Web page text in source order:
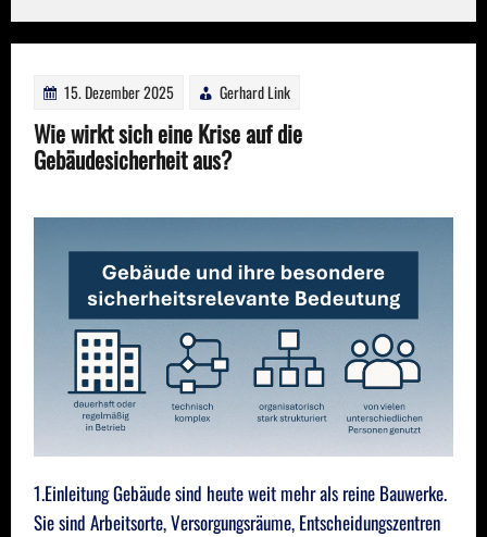
15. Dezember 2025 Gerhard Link
Wie wirkt sich eine Krise auf die
Gebäudesicherheit aus?
1.Einleitung Gebäude sind heute weit mehr als reine Bauwerke.
Sie sind Arbeitsorte, Versorgungsräume, Entscheidungszentren